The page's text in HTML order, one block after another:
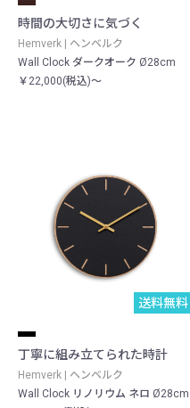
時間の大切さに気づく
Hemverk | ヘンベルク
Wall Clock ダークオーク Ø28cm
￥22,000(税込)～
送料無料
丁寧に組み立てられた時計
Hemverk | ヘンベルク
Wall Clock リノリウム ネロ Ø28cm